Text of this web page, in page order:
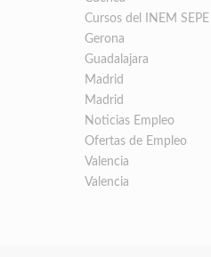
Cursos del INEM SEPE
Gerona
Guadalajara
Madrid
Madrid
Noticias Empleo
Ofertas de Empleo
Valencia
Valencia